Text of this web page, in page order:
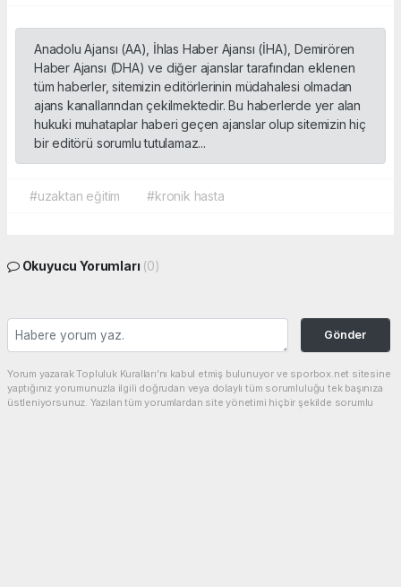
Anadolu Ajansı (AA), İhlas Haber Ajansı (İHA), Demirören
Haber Ajansı (DHA) ve diğer ajanslar tarafından eklenen
tüm haberler, sitemizin editörlerinin müdahalesi olmadan
ajans kanallarından çekilmektedir. Bu haberlerde yer alan
hukuki muhataplar haberi geçen ajanslar olup sitemizin hiç
bir editörü sorumlu tutulamaz...
#uzaktan eğitim #kronik hasta
Okuyucu Yorumları (0)
Gönder
Yorum yazarak Topluluk Kuralları’nı kabul etmiş bulunuyor ve sporbox.net sitesine
yaptığınız yorumunuzla ilgili doğrudan veya dolaylı tüm sorumluluğu tek başınıza
üstleniyorsunuz. Yazılan tüm yorumlardan site yönetimi hiçbir şekilde sorumlu